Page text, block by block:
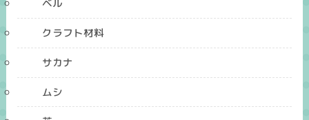
ベル
クラフト材料
サカナ
ムシ